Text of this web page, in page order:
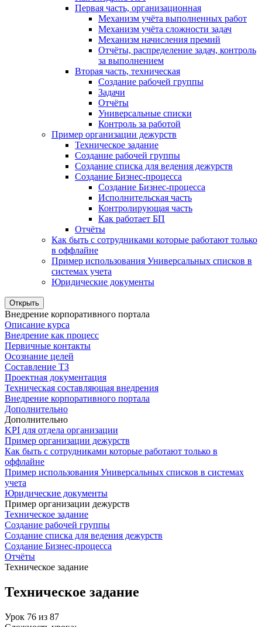
Первая часть, организационная
Механизм учёта выполненных работ
Механизм учёта сложности задач
Механизм начисления премий
Отчёты, распределение задач, контроль
за выполнением
Вторая часть, техническая
Создание рабочей группы
Задачи
Отчёты
Универсальные списки
Контроль за работой
Пример организации дежурств
Техническое задание
Создание рабочей группы
Создание списка для ведения дежурств
Создание Бизнес-процесса
Создание Бизнес-процесса
Исполнительская часть
Контролирующая часть
Как работает БП
Отчёты
Как быть с сотрудниками которые работают только
в оффлайне
Пример использования Универсальных списков в
системах учета
Юридические документы
Открыть
Внедрение корпоративного портала
Описание курса
Внедрение как процесс
Первичные контакты
Осознание целей
Составление ТЗ
Проектная документация
Техническая составляющая внедрения
Внедрение корпоративного портала
Дополнительно
Дополнительно
KPI для отдела организации
Пример организации дежурств
Как быть с сотрудниками которые работают только в
оффлайне
Пример использования Универсальных списков в системах
учета
Юридические документы
Пример организации дежурств
Техническое задание
Создание рабочей группы
Создание списка для ведения дежурств
Создание Бизнес-процесса
Отчёты
Техническое задание
Техническое задание
Урок 76 из 87